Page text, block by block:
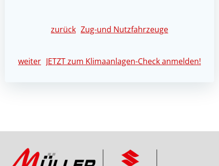
Beitragsnavigation
zurück Zug-und Nutzfahrzeuge
Beitragsnavigation
weiter JETZT zum Klimaanlagen-Check anmelden!